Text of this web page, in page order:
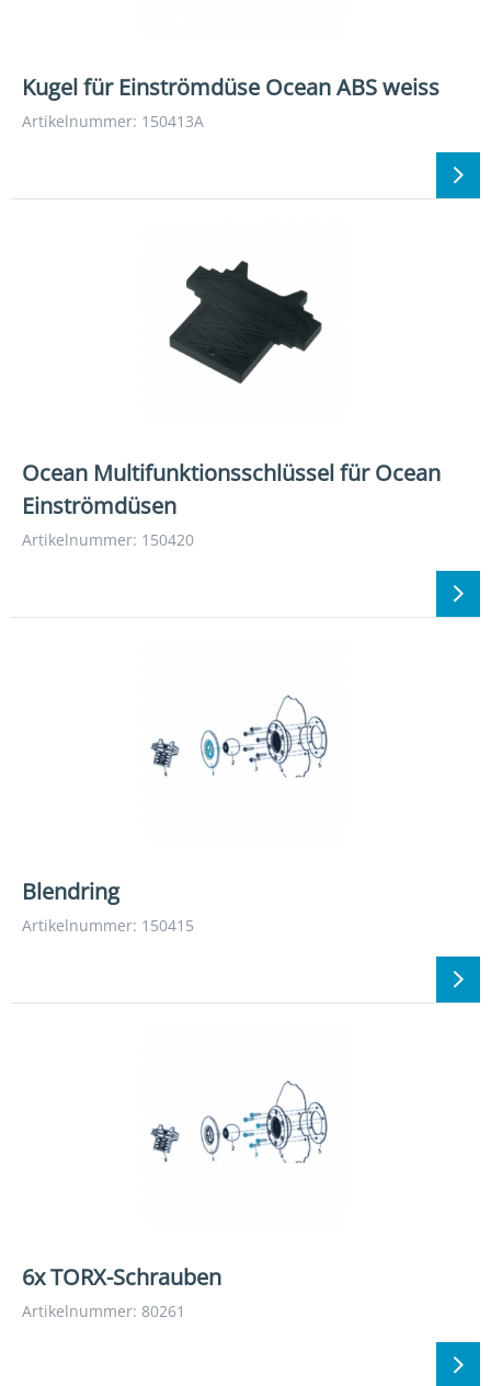
Kugel für Einströmdüse Ocean ABS weiss
Artikelnummer: 150413A
Ocean Multifunktionsschlüssel für Ocean
Einströmdüsen
Artikelnummer: 150420
Blendring
Artikelnummer: 150415
6x TORX-Schrauben
Artikelnummer: 80261